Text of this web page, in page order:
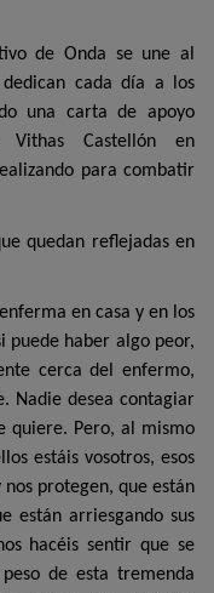
de Onda se une al
cada día a los
una carta de apoyo
Castellón en
para combatir
quedan reflejadas en
en casa y en los
puede haber algo peor,
cerca del enfermo,
Nadie desea contagiar
quiere. Pero, al mismo
estáis vosotros, esos
protegen, que están
están arriesgando sus
hacéis sentir que se
de esta tremenda